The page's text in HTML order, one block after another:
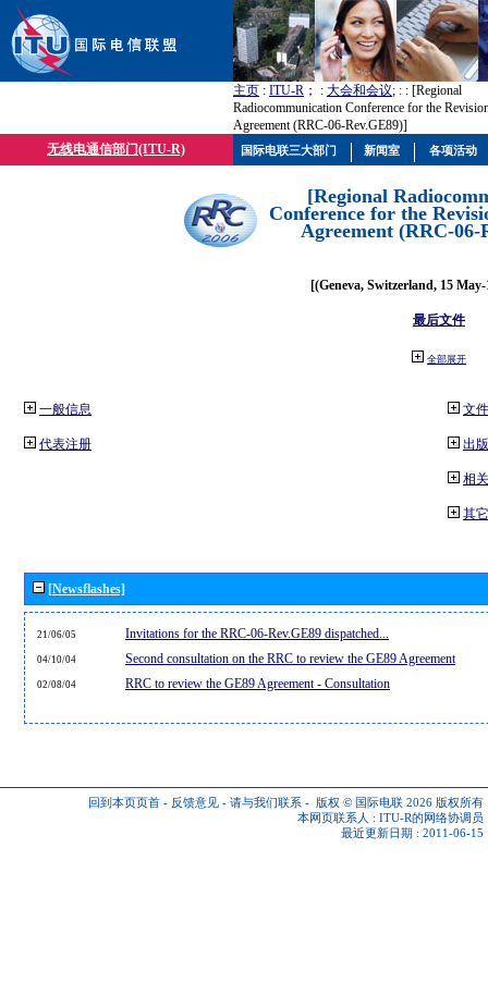
主页 : ITU-R ； : 大会和会议; : : [Regional
Radiocommunication Conference for the
Agreement (RRC-06-Rev.GE89)]
无线电通信部门(ITU-R)
[Regional
Conference for the
Agreement (RRC-06-
[(Geneva, Switzerland, 15
最后文件
全部展开
一般信息
代表注册
文件
出
相
其
[Newsflashes]
21/06/05 Invitations for the RRC-06-Rev.GE89 dispatched...
04/10/04 Second consultation on the RRC to review the GE89 Agreement
02/08/04 RRC to review the GE89 Agreement - Consultation
回到本页页首 - 反馈意见 - 请与我们联系 - 版权 © 国际电联 2026 版权所有
本网页联系人 : ITU-R的网络协调员
最近更新日期 : 2011-06-15
国际电联三大部门 新闻室 各项活动